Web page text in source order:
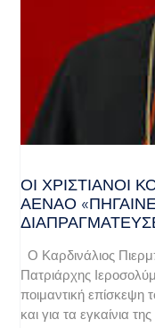
ΟΙ ΧΡΙΣΤΙΑΝΟΊ
ΑΈΝΑΟ
Ο Καρδινάλιος
Πατριάρχης
ποιμαντική
και για τα εγκαίνια της